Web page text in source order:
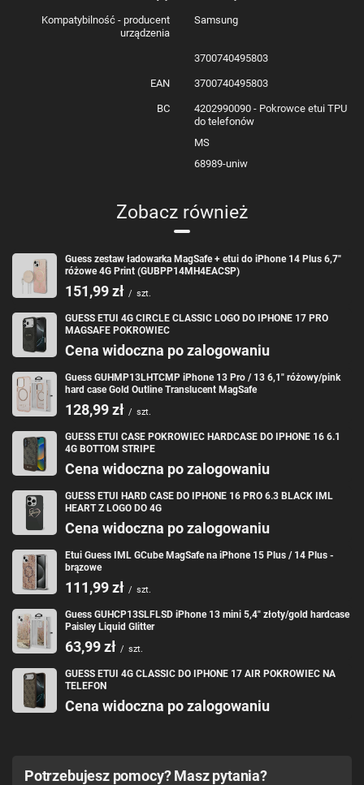
Samsung Galaxy S21+ - czerwone
Kompatybilność - producent
urządzenia
Samsung
3700740495803
EAN 3700740495803
BC
4202990090 - Pokrowce etui TPU
do telefonów
MS
68989-uniw
Zobacz również
Guess zestaw ładowarka MagSafe + etui do iPhone 14 Plus 6,7"
różowe 4G Print (GUBPP14MH4EACSP)
151,99 zł / szt.
GUESS ETUI 4G CIRCLE CLASSIC LOGO DO IPHONE 17 PRO
MAGSAFE POKROWIEC
Cena widoczna po zalogowaniu
Guess GUHMP13LHTCMP iPhone 13 Pro / 13 6,1" różowy/pink
hard case Gold Outline Translucent MagSafe
128,99 zł / szt.
GUESS ETUI CASE POKROWIEC HARDCASE DO IPHONE 16 6.1
4G BOTTOM STRIPE
Cena widoczna po zalogowaniu
GUESS ETUI HARD CASE DO IPHONE 16 PRO 6.3 BLACK IML
HEART Z LOGO DO 4G
Cena widoczna po zalogowaniu
Etui Guess IML GCube MagSafe na iPhone 15 Plus / 14 Plus -
brązowe
111,99 zł / szt.
Guess GUHCP13SLFLSD iPhone 13 mini 5,4" złoty/gold hardcase
Paisley Liquid Glitter
63,99 zł / szt.
GUESS ETUI 4G CLASSIC DO IPHONE 17 AIR POKROWIEC NA
TELEFON
Cena widoczna po zalogowaniu
Potrzebujesz pomocy? Masz pytania?